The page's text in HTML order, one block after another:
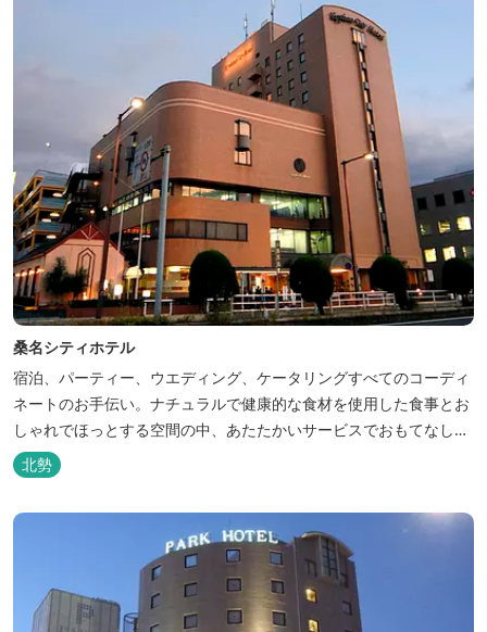
桑名シティホテル
宿泊、パーティー、ウエディング、ケータリングすべてのコーディ
ネートのお手伝い。ナチュラルで健康的な食材を使用した食事とお
しゃれでほっとする空間の中、あたたかいサービスでおもてなしい
たします。
北勢